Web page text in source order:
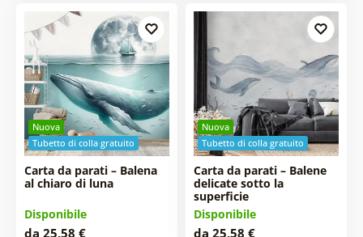
Nuova
Tubetto di colla gratuito
Carta da parati – Balena
al chiaro di luna
Disponibile
da 25,58 €
Nuova
Tubetto di colla gratuito
Carta da parati – Balene
delicate sotto la
superficie
Disponibile
da 25,58 €